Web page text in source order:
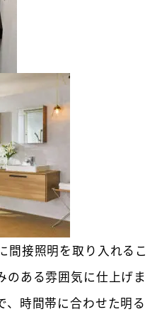
間接照明を取り入れるこ
のある雰囲気に仕上げま
、時間帯に合わせた明る